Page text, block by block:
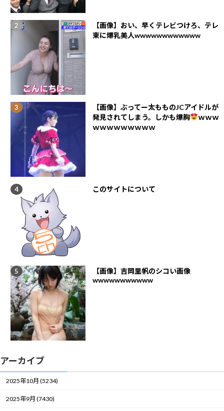
【画像】おい、早くテレビつけろ、テレ
東に爆乳美人wwwwwwwwwwww
【画像】ぶってー太もものJCアイドルが
発見されてしまう。しかも爆胸
ｗｗｗ
ｗｗｗｗｗｗｗｗｗ
このサイトについて
【画像】吉岡里帆のシコい画像
wwwwwwwwwww
アーカイブ
2025年10月 (5234)
2025年9月 (7430)